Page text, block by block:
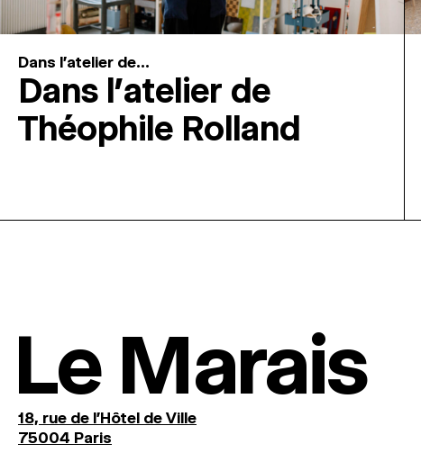
Dans l'atelier de...
Dans l’atelier de
Théophile Rolland
Le Marais
18, rue de l'Hôtel de Ville
75004 Paris